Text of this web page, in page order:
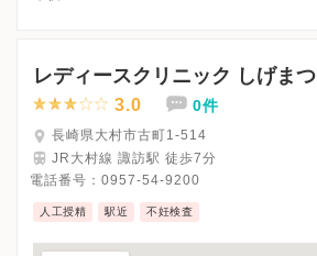
レディースクリニック しげまつ
3.0 0件
長崎県大村市古町1-514
JR大村線 諏訪駅 徒歩7分
電話番号： 0957-54-9200
人工授精 駅近 不妊検査